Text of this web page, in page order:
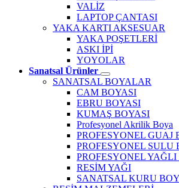
VALİZ
LAPTOP ÇANTASI
YAKA KARTI AKSESUAR
YAKA POŞETLERİ
ASKI İPİ
YOYOLAR
Sanatsal Ürünler
SANATSAL BOYALAR
CAM BOYASI
EBRU BOYASI
KUMAŞ BOYASI
Profesyonel Akrilik Boya
PROFESYONEL GUAJ
PROFESYONEL SULU
PROFESYONEL YAĞLI
RESİM YAĞI
SANATSAL KURU